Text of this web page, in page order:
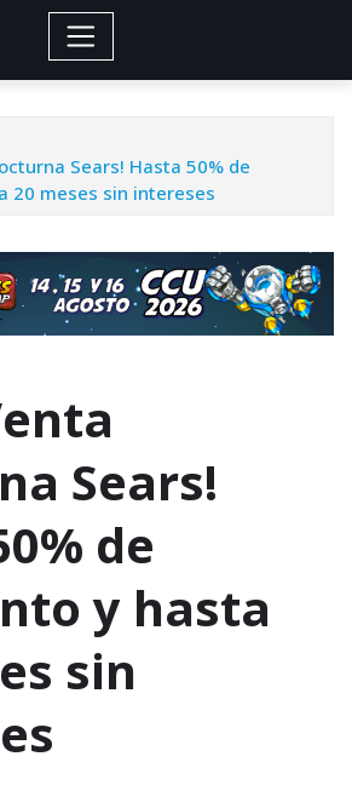
Sears! Hasta 50% de
20 meses sin intereses
Sears!
de
y hasta
sin